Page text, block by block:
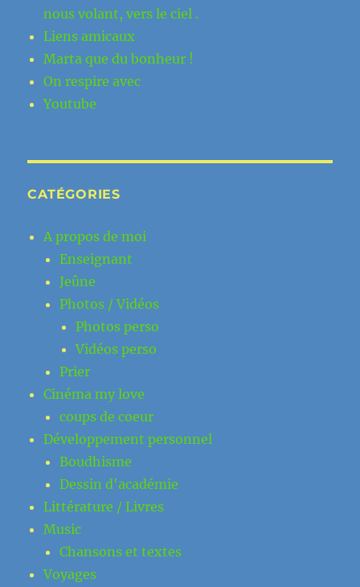
nous volant, vers le ciel .
Liens amicaux
Marta que du bonheur !
On respire avec
Youtube
CATÉGORIES
A propos de moi
Enseignant
Jeûne
Photos / Vidéos
Photos perso
Vidéos perso
Prier
Cinéma my love
coups de coeur
Développement personnel
Boudhisme
Dessin d'académie
Littérature / Livres
Music
Chansons et textes
Voyages